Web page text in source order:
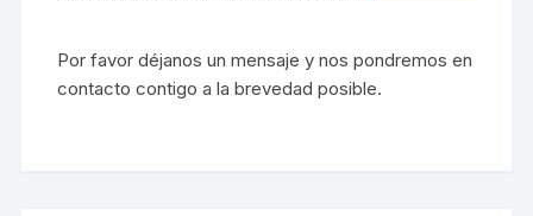
Por favor déjanos un mensaje y nos pondremos en
contacto contigo a la brevedad posible.